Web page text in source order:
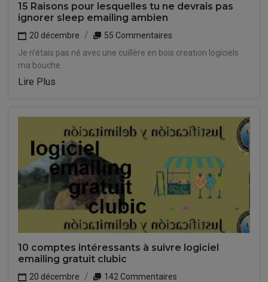
15 Raisons pour lesquelles tu ne devrais pas
ignorer sleep emailing ambien
20 décembre
55 Commentaires
Je n'étais pas né avec une cuillère en bois creation logiciels
ma bouche.
Lire Plus
10 comptes intéressants à suivre logiciel
emailing gratuit clubic
20 décembre
142 Commentaires